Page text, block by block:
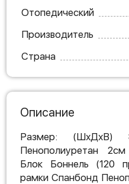
Отопедический
Производитель
Страна
Описание
Размер: (ШхДхВ)
Пенополиуретан
Блок Боннель (120
рамки Спанбонд